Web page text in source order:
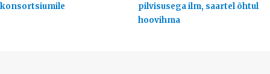
konsortsiumile
pilvisusega ilm, saartel õhtul
hoovihma